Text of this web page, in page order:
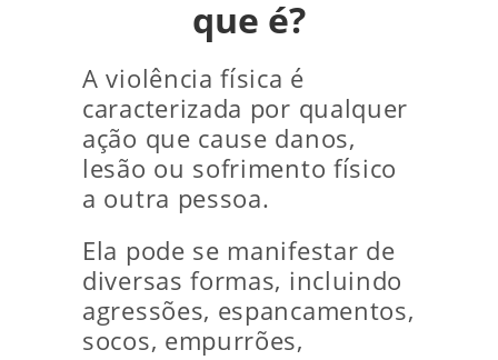
que é?
A violência física é
caracterizada por qualquer
ação que cause danos,
lesão ou sofrimento físico
a outra pessoa.
Ela pode se manifestar de
diversas formas, incluindo
agressões, espancamentos,
socos, empurrões,